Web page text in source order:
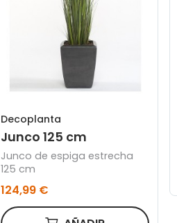
Decoplanta
Junco 125 cm
Junco de espiga estrecha
125 cm
124,99 €